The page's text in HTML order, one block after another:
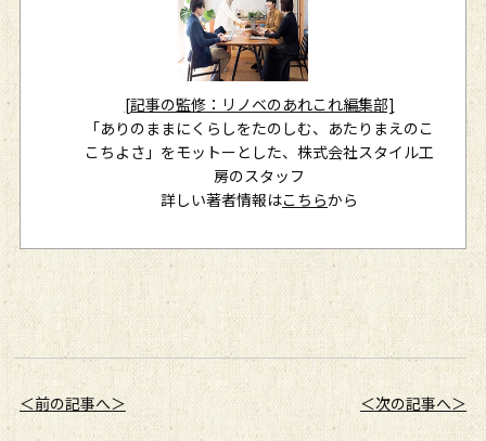
[記事の監修：リノベのあれこれ編集部]
「ありのままにくらしをたのしむ、あたりまえのこ
こちよさ」をモットーとした、株式会社スタイル工
房のスタッフ
詳しい著者情報はこちらから
＜前の記事へ＞ ＜次の記事へ＞